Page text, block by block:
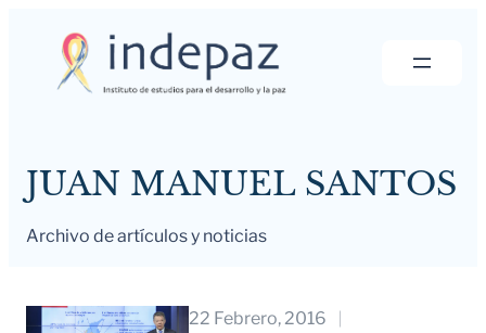
JUAN MANUEL SANTOS
Archivo de artículos y noticias
22 Febrero, 2016